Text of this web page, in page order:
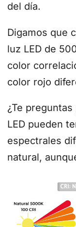
del día.
Digamos que
luz LED de
color
color rojo
¿Te
LED pueden
espectrales
natural,